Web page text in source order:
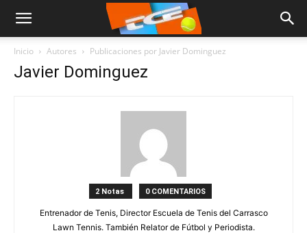
Inicio Autores Publicaciones por Javier Dominguez
Javier Dominguez
2 Notas 0 COMENTARIOS
Entrenador de Tenis, Director Escuela de Tenis del Carrasco
Lawn Tennis. También Relator de Fútbol y Periodista.